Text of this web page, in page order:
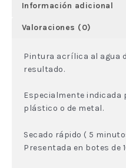
Información adicional
Valoraciones (0)
Pintura acrílica al agua
resultado.
Especialmente indicada
plástico o de metal.
Secado rápido ( 5
Presentada en botes de